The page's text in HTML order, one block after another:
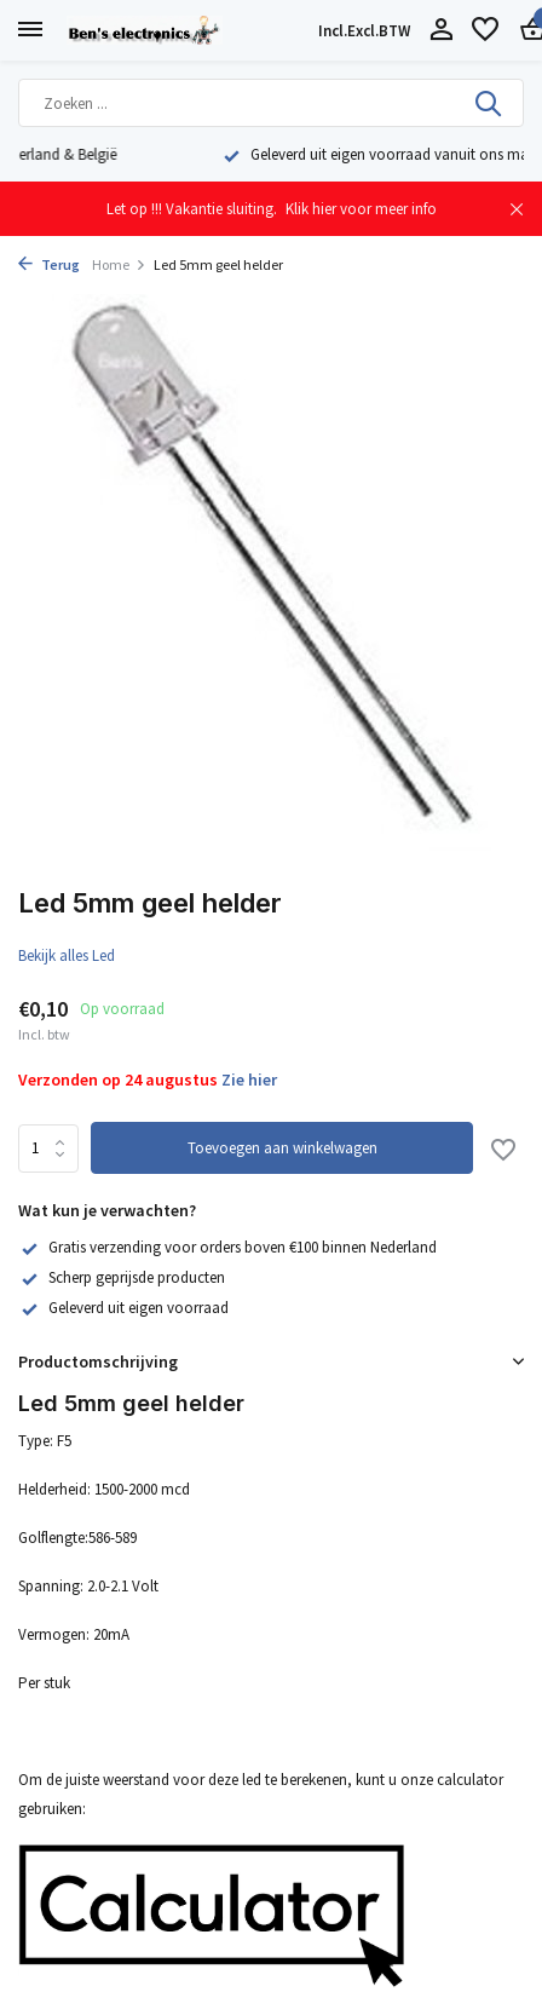
Incl.Excl.BTW
Geleverd uit eigen voorraad vanuit ons magazijn in Nederland
Let op !!! Vakantie sluiting. Klik hier voor meer info
Terug Home Led 5mm geel helder
Led 5mm geel helder
Bekijk alles Led
€0,10 Op voorraad
Incl. btw
Verzonden op 24 augustus Zie hier
Toevoegen aan winkelwagen
Wat kun je verwachten?
Gratis verzending voor orders boven €100 binnen Nederland
Scherp geprijsde producten
Geleverd uit eigen voorraad
Productomschrijving
Led 5mm geel helder
Type: F5
Helderheid: 1500-2000 mcd
Golflengte:586-589
Spanning: 2.0-2.1 Volt
Vermogen: 20mA
Per stuk
Om de juiste weerstand voor deze led te berekenen, kunt u onze calculator
gebruiken: